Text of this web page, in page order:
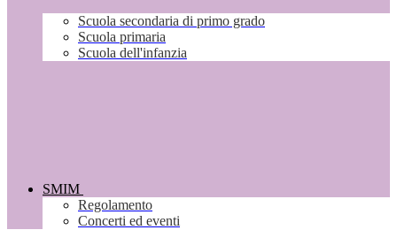
Scuola secondaria di primo grado
Scuola primaria
Scuola dell'infanzia
SMIM
Regolamento
Concerti ed eventi